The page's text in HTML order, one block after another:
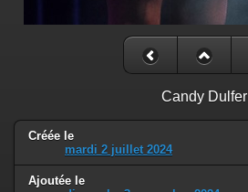
Candy Dulfer
Créée le
mardi 2 juillet 2024
Ajoutée le